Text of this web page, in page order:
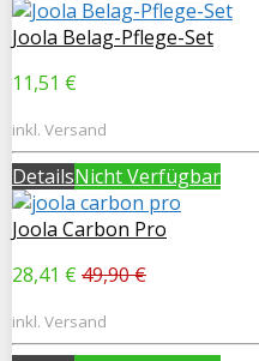
Joola Belag-Pflege-Set
11,51 €
inkl. Versand
DetailsNicht Verfügbar
Joola Carbon Pro
28,41 € 49,90 €
inkl. Versand